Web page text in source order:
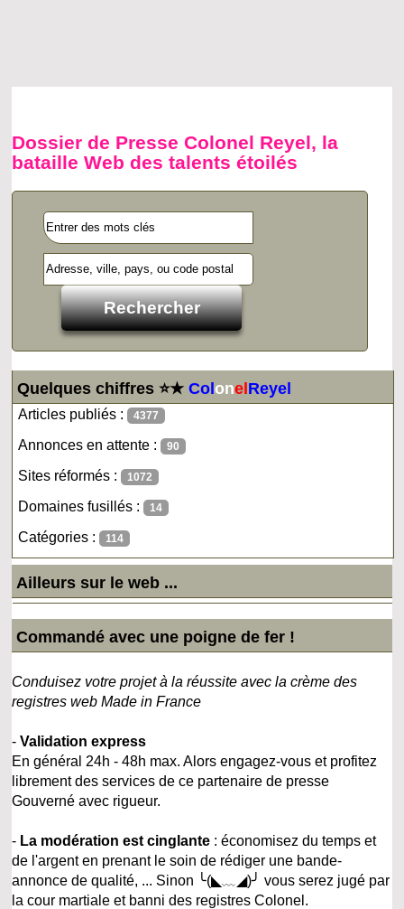
Dossier de Presse Colonel Reyel, la
bataille Web des talents étoilés
Quelques chiffres ⭐★ColonelReyel
Articles publiés : 4377
Annonces en attente : 90
Sites réformés : 1072
Domaines fusillés : 14
Catégories : 114
Ailleurs sur le web ...
Commandé avec une poigne de fer !
Conduisez votre projet à la réussite avec la crème des
registres web Made in France
-Validation express
En général 24h - 48h max. Alors engagez-vous et profitez
librement des services de ce partenaire de presse
Gouverné avec rigueur.
- La modération est cinglante : économisez du temps et
de l'argent en prenant le soin de rédiger une bande-
annonce de qualité, ... Sinon ╰(◣﹏◢)╯ vous serez jugé par
la cour martiale et banni des registres Colonel.